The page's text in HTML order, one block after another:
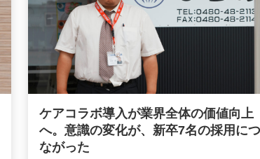
ケアコラボ導入が業界全体の価値向上
へ。意識の変化が、新卒7名の採用につ
ながった